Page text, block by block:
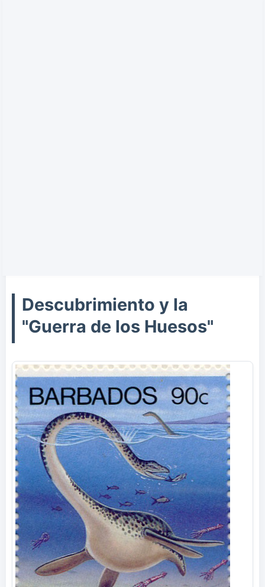
Descubrimiento y la
"Guerra de los Huesos"